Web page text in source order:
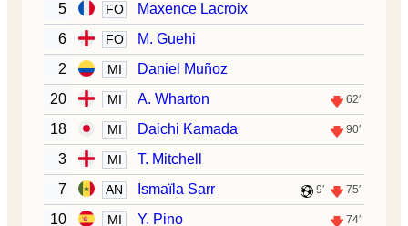
5
FO
Maxence Lacroix
6
FO
M. Guehi
2
MI
Daniel Muñoz
20
MI A. Wharton 62′
18 MI Daichi Kamada 90′
3 MI
T. Mitchell
7
AN Ismaïla Sarr 9′ 75′
10 MI Y. Pino 74′